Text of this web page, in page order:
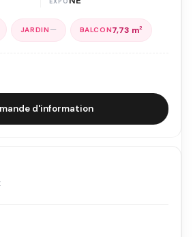
— 7,73 m2
d'information